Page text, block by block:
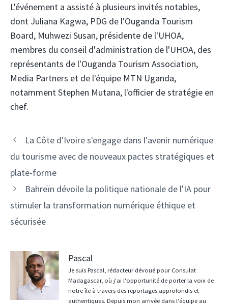
L'événement a assisté à plusieurs invités notables,
dont Juliana Kagwa, PDG de l'Ouganda Tourism
Board, Muhwezi Susan, présidente de l'UHOA,
membres du conseil d'administration de l'UHOA, des
représentants de l'Ouganda Tourism Association,
Media Partners et de l'équipe MTN Uganda,
notamment Stephen Mutana, l'officier de stratégie en
chef.
Navigation
des
La Côte d'Ivoire s'engage dans l'avenir numérique
du tourisme avec de nouveaux pactes stratégiques et
plate-forme
Bahreïn dévoile la politique nationale de l'IA pour
stimuler la transformation numérique éthique et
sécurisée
Pascal
Je suis Pascal, rédacteur dévoué pour Consulat
Madagascar, où j'ai l'opportunité de porter la voix de
notre île à travers des reportages approfondis et
authentiques. Depuis mon arrivée dans l'équipe au